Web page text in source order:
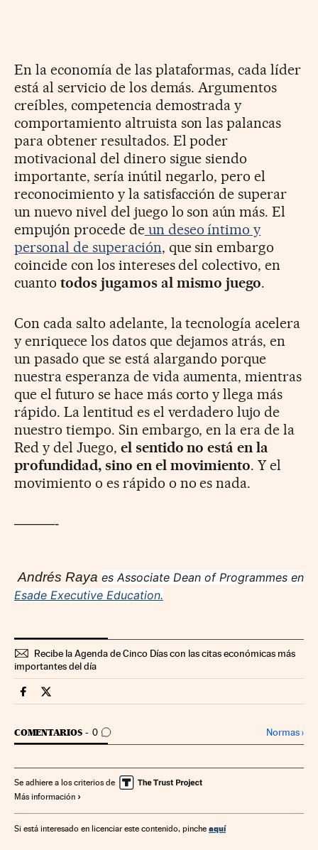
En la economía de las plataformas, cada líder
está al servicio de los demás. Argumentos
creíbles, competencia demostrada y
comportamiento altruista son las palancas
para obtener resultados. El poder
motivacional del dinero sigue siendo
importante, sería inútil negarlo, pero el
reconocimiento y la satisfacción de superar
un nuevo nivel del juego lo son aún más. El
empujón procede deun deseo íntimo y
personal de superación, que sin embargo
coincide con los intereses del colectivo, en
cuanto todos jugamos al mismo juego.
Con cada salto adelante, la tecnología acelera
y enriquece los datos que dejamos atrás, en
un pasado que se está alargando porque
nuestra esperanza de vida aumenta, mientras
que el futuro se hace más corto y llega más
rápido. La lentitud es el verdadero lujo de
nuestro tiempo. Sin embargo, en la era de la
Red y del Juego, el sentido no está en la
profundidad, sino en el movimiento. Y el
movimiento o es rápido o no es nada.
———-
Andrés Raya es Associate Dean of Programmes en
Esade Executive Education.
Recibe la Agenda de Cinco Días con las citas económicas más
importantes del día
Companias Cinco Días en Facebook
Companias Cinco Días en Twitter
COMENTARIOS 0
IR A LOS COMENTARIOS Normas›
Se adhiere a los criterios de
Más información
Si está interesado en licenciar este contenido, pinche aquí